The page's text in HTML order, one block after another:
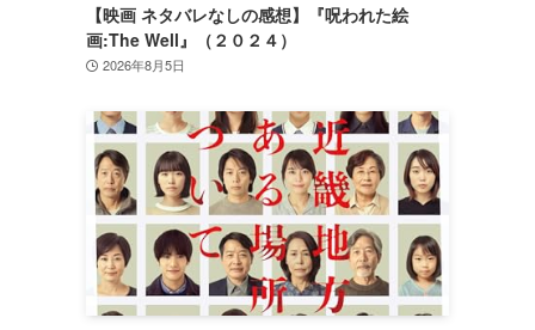
【映画 ネタバレなしの感想】『呪われた絵
画:The Well』（２０２４）
2026年8月5日